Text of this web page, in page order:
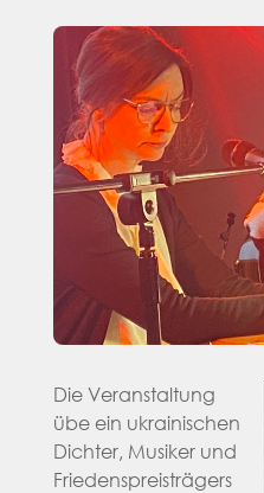
Die Veranstaltung
übe ein ukrainischen
Dichter, Musiker und
Friedenspreisträgers